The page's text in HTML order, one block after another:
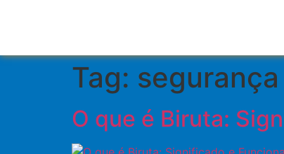
Tag:
O que é Biruta: